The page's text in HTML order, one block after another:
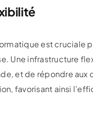
est cruciale
Une infrastructure
et de répondre
favorisant ainsi